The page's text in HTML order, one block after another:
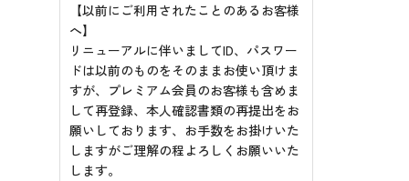
【以前にご利用されたことのあるお客様
へ】
リニューアルに伴いましてID、パスワー
ドは以前のものをそのままお使い頂けま
すが、プレミアム会員のお客様も含めま
して再登録、本人確認書類の再提出をお
願いしております、お手数をお掛けいた
しますがご理解の程よろしくお願いいた
します。